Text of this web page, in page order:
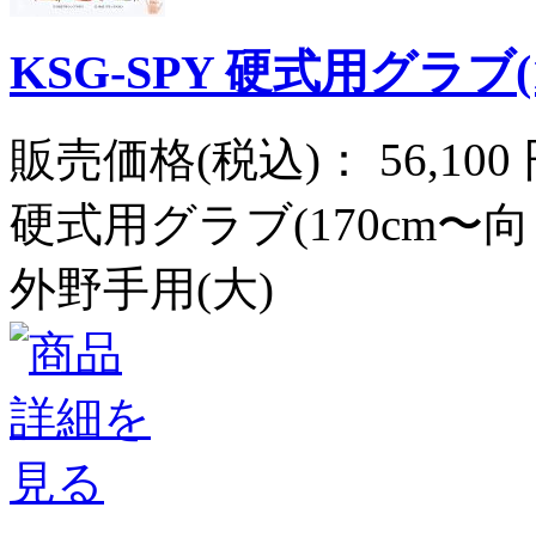
KSG-SPY 硬式用グラブ
販売価格(税込)： 56,100
硬式用グラブ(170cm〜
外野手用(大)